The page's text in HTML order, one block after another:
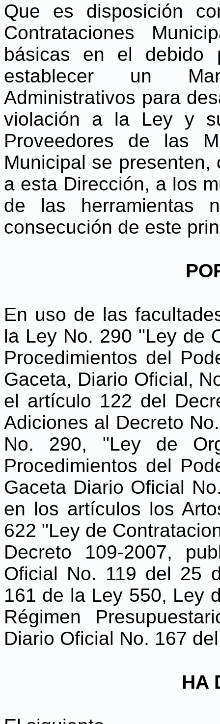
Que es disposición
Contrataciones
básicas en el debido
establecer un
Administrativos para
violación a la Ley y
Proveedores de las
Municipal se
a esta Dirección, a los
de las herramientas
consecución de este
En uso de las
la Ley No. 290 "Ley de
Procedimientos del
Gaceta, Diario Oficial,
el artículo 122 del
Adiciones al Decreto
No. 290, "Ley de
Procedimientos del
Gaceta Diario Oficial
en los artículos los
622 "Ley de
Decreto 109-2007,
Oficial No. 119 del 25
161 de la Ley 550, Ley
Régimen
Diario Oficial No. 167
HA